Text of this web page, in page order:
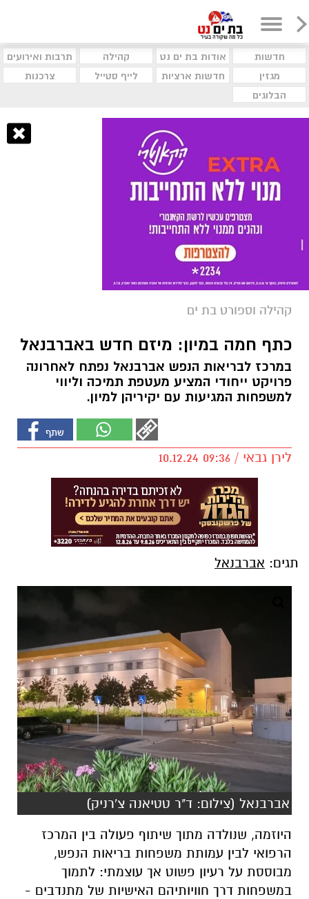
חדשות אודות בת ים נט קהילה
תרבות ואירועים
מגזין
חדשות ארציות לייף סטייל
צרכנות
הבלוגים
קהילה וספורט בת ים
כתף חמה במיון: מיזם חדש באברבנאל
במרכז לבריאות הנפש אברבנאל נפתח לאחרונה
פרויקט ייחודי המציע מעטפת תמיכה וליווי
למשפחות המגיעות עם יקיריהן למיון.
לירן גבאי / 09:36 10.12.24
תגים: אברבנאל
אברבנאל (צילום: ד"ר טטיאנה צ'רניק)
היוזמה, שנולדה מתוך שיתוף פעולה בין המרכז
הרפואי לבין עמותת משפחות בריאות הנפש,
מבוססת על רעיון פשוט אך עוצמתי: לתמוך
במשפחות דרך חוויותיהם האישיות של מתנדבים -